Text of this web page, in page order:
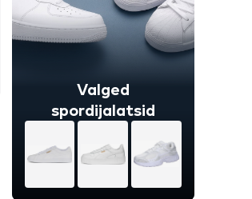
Valged
spordijalatsid